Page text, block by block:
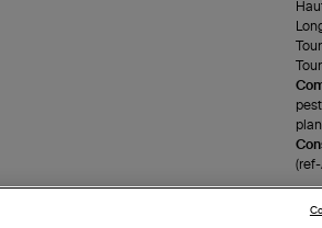
(ref-